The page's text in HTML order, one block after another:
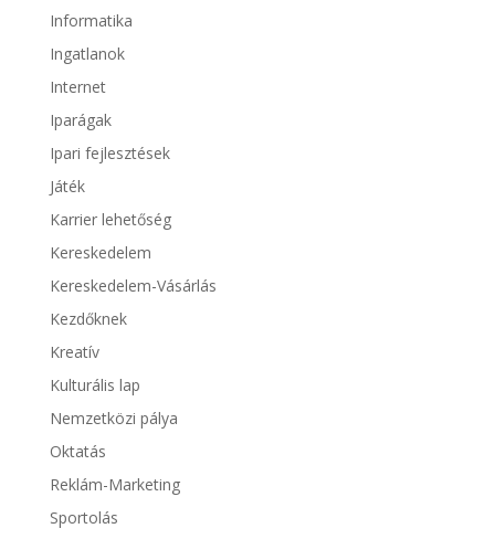
Informatika
Ingatlanok
Internet
Iparágak
Ipari fejlesztések
Játék
Karrier lehetőség
Kereskedelem
Kereskedelem-Vásárlás
Kezdőknek
Kreatív
Kulturális lap
Nemzetközi pálya
Oktatás
Reklám-Marketing
Sportolás